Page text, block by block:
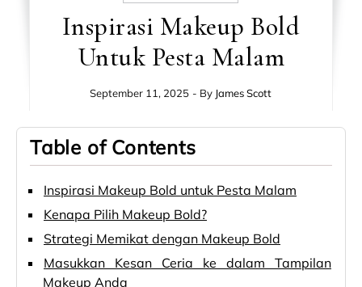
Inspirasi Makeup Bold
Untuk Pesta Malam
September 11, 2025 - By James Scott
Table of Contents
Inspirasi Makeup Bold untuk Pesta Malam
Kenapa Pilih Makeup Bold?
Strategi Memikat dengan Makeup Bold
Masukkan Kesan Ceria ke dalam Tampilan
Makeup Anda